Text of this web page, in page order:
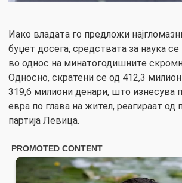
Иако владата го предложи
буџет досега, средствата за наука
во однос на минатогодишните
Односно, скратени се од 412,3
319,6 милиони денари, што изнесува
евра по глава на жител, реагираат од
партија Левица.